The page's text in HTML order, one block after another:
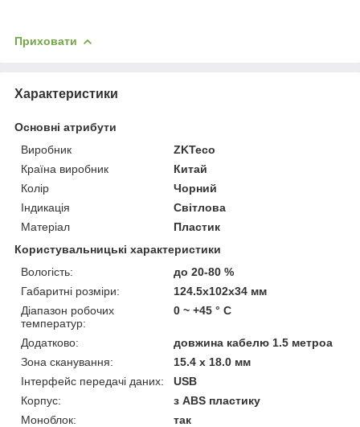
Приховати
Характеристики
Основні атрибути
Виробник
ZKTeco
Країна виробник
Китай
Колір
Чорний
Індикація
Світлова
Матеріал
Пластик
Користувальницькі характеристики
Вологість:
до 20-80 %
Габаритні розміри:
124.5x102x34 мм
Діапазон робочих
температур:
0 ~ +45 ° С
Додатково:
довжина кабелю 1.5 метроа
Зона сканування:
15.4 x 18.0 мм
Інтерфейс передачі даних:
USB
Корпус:
з ABS пластику
Моноблок:
так